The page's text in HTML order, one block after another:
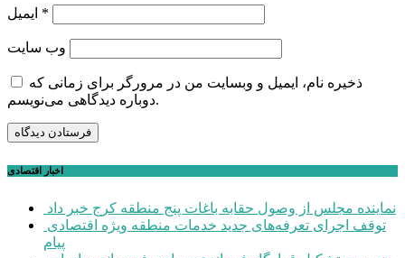
*
وب‌ سایت
ذخیره نام، ایمیل و وبسایت من در مرورگر برای زمانی که
دوباره دیدگاهی می‌نویسم.
اخبار اقتصادی
نماینده مجلس از وصول حقابه باغات پنج منطقه کرج خبر داد
پیام